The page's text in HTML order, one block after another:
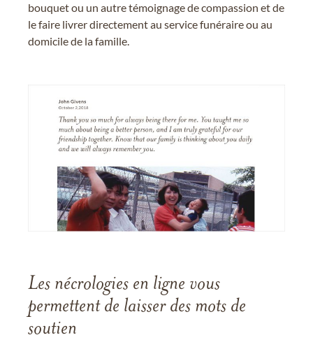
bouquet ou un autre témoignage de compassion et de
le faire livrer directement au service funéraire ou au
domicile de la famille.
Les nécrologies en ligne vous
permettent de laisser des mots de
soutien